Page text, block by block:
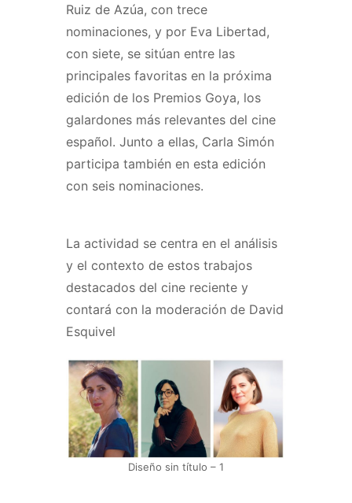
Ruiz de Azúa, con trece
nominaciones, y por Eva Libertad,
con siete, se sitúan entre las
principales favoritas en la próxima
edición de los Premios Goya, los
galardones más relevantes del cine
español. Junto a ellas, Carla Simón
participa también en esta edición
con seis nominaciones.
La actividad se centra en el análisis
y el contexto de estos trabajos
destacados del cine reciente y
contará con la moderación de David
Esquivel
Diseño sin título – 1